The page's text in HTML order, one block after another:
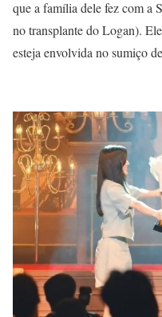
que a família dele fez com a
no transplante do Logan).
esteja envolvida no sumiço